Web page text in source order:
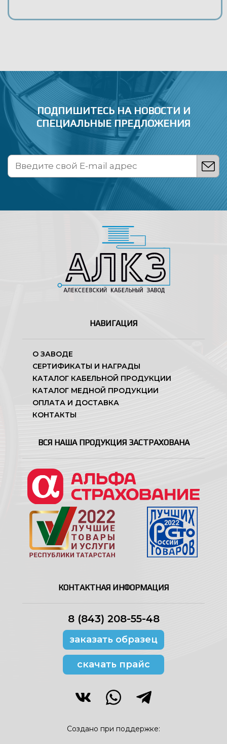
ПОДПИШИТЕСЬ НА НОВОСТИ И
СПЕЦИАЛЬНЫЕ ПРЕДЛОЖЕНИЯ
НАВИГАЦИЯ
О ЗАВОДЕ
СЕРТИФИКАТЫ И НАГРАДЫ
КАТАЛОГ КАБЕЛЬНОЙ ПРОДУКЦИИ
КАТАЛОГ МЕДНОЙ ПРОДУКЦИИ
ОПЛАТА И ДОСТАВКА
КОНТАКТЫ
ВСЯ НАША ПРОДУКЦИЯ ЗАСТРАХОВАНА
КОНТАКТНАЯ ИНФОРМАЦИЯ
8 (843) 208-55-48
заказать образец
скачать прайс
Создано при поддержке: